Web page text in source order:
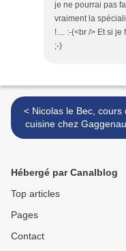
je ne pourrai pas
vraiment la
!.... :-(<br /> Et si
;-)
< Nicolas le Bec, cours de
cuisine chez Gaggenau
Lyon
Hébergé par Canalblog
Top articles
Pages
Contact